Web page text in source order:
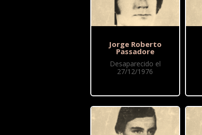
Jorge Roberto
Passadore
Desaparecido el
27/12/1976